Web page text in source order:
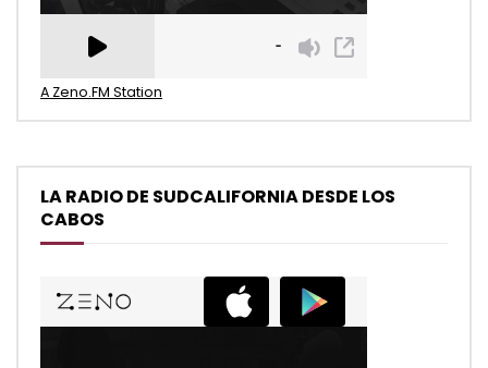
A Zeno.FM Station
LA RADIO DE SUDCALIFORNIA DESDE LOS
CABOS